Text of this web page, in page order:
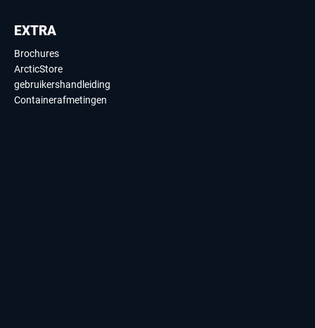
EXTRA
Brochures
ArcticStore
gebruikershandleiding
Containerafmetingen